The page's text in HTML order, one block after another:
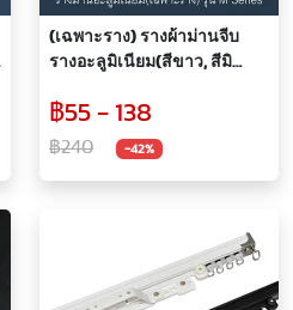
(เฉพาะราง) รางผ้าม่านจีบ
รางอะลูมิเนียม(สีขาว, สีมิ
Rose Gold) ใช้กับรางรุ่น M
Series
฿55 - 138
฿240 -42%